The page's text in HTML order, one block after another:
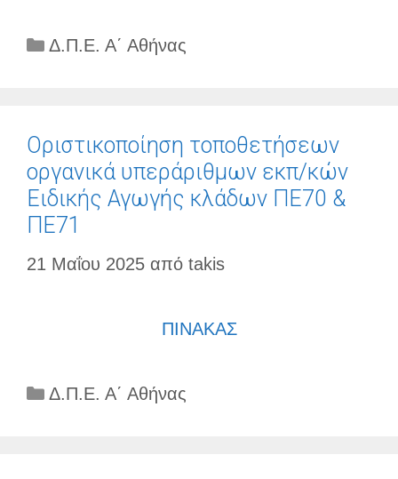
Κατηγορίες
Δ.Π.Ε. Α΄ Αθήνας
Οριστικοποίηση τοποθετήσεων
οργανικά υπεράριθμων εκπ/κών
Ειδικής Αγωγής κλάδων ΠΕ70 &
ΠΕ71
21 Μαΐου 2025 από takis
ΠΙΝΑΚΑΣ
Κατηγορίες
Δ.Π.Ε. Α΄ Αθήνας